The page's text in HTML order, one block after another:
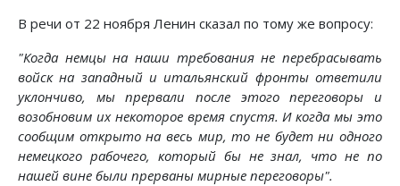
В речи от 22 ноября Ленин сказал по тому же вопросу:
"Когда немцы на наши требования не перебрасывать
войск на западный и итальянский фронты ответили
уклончиво, мы прервали после этого переговоры и
возобновим их некоторое время спустя. И когда мы это
сообщим открыто на весь мир, то не будет ни одного
немецкого рабочего, который бы не знал, что не по
нашей вине были прерваны мирные переговоры".